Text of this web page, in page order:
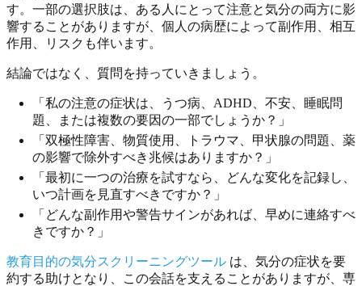
す。一部の選択肢は、ある人にとって注意と気分の両方に影
響することがありますが、個人の病歴によって副作用、相互
作用、リスクも伴います。
結論ではなく、質問を持っていきましょう。
「私の注意の症状は、うつ病、ADHD、不安、睡眠問
題、または複数の要因の一部でしょうか？」
「双極性障害、物質使用、トラウマ、甲状腺の問題、薬
の影響で除外すべき兆候はありますか？」
「最初に一つの治療を試すなら、どんな変化を記録し、
いつ計画を見直すべきですか？」
「どんな副作用や警告サインがあれば、早めに連絡すべ
きですか？」
教育目的の気分スクリーニングツール は、気分の症状を要
約する助けとなり、この会話を支えることがありますが、専